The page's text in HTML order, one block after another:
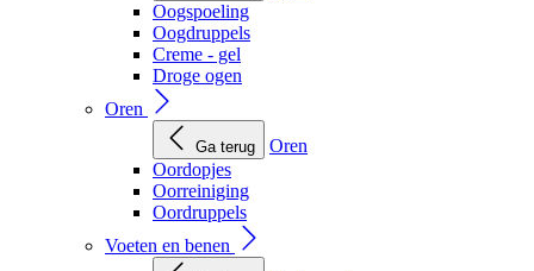
Oogspoeling
Oogdruppels
Creme - gel
Droge ogen
Oren
Ga terug
Oren
Oordopjes
Oorreiniging
Oordruppels
Voeten en benen